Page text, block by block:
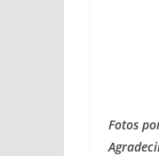
Fotos